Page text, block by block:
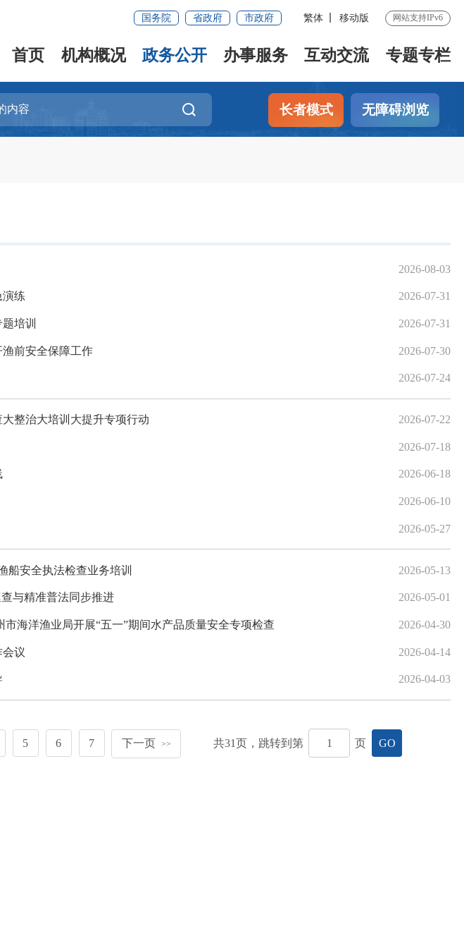
国务院 省政府 市政府 繁体 移动版 网站支持IPv6
首页 机构概况 政务公开 办事服务 互动交流 专题专栏
长者模式 无障碍浏览
2026-08-03
练 2026-07-31
培训 2026-07-31
前安全保障工作 2026-07-30
2026-07-24
整治大培训大提升专项行动 2026-07-22
2026-07-18
2026-06-18
2026-06-10
2026-05-27
船安全执法检查业务培训 2026-05-13
与精准普法同步推进 2026-05-01
海洋渔业局开展“五一”期间水产品质量安全专项检查 2026-04-30
议 2026-04-14
2026-04-03
5 6 7 下一页 >> 共31页，跳转到第 页 GO